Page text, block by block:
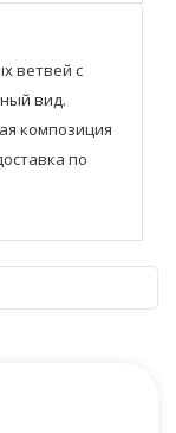
ветвей с
вид.
композиция
по